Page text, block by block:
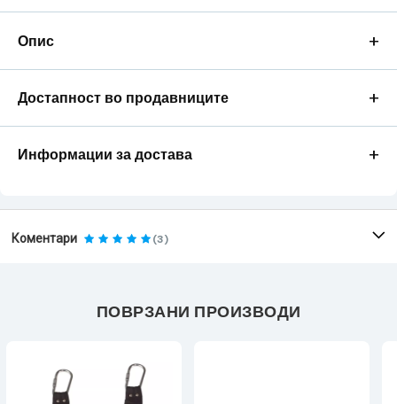
Опис +
Достапност во продавниците +
Информации за достава +
Коментари (3)
ПОВРЗАНИ ПРОИЗВОДИ